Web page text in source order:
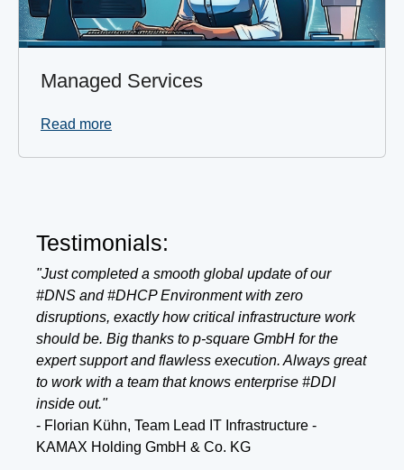
Managed Services
Read more
Testimonials:
"Just completed a smooth global update of our
#DNS and #DHCP Environment with zero
disruptions, exactly how critical infrastructure work
should be. Big thanks to p-square GmbH for the
expert support and flawless execution. Always great
to work with a team that knows enterprise #DDI
inside out."
- Florian Kühn, Team Lead IT Infrastructure -
KAMAX Holding GmbH & Co. KG